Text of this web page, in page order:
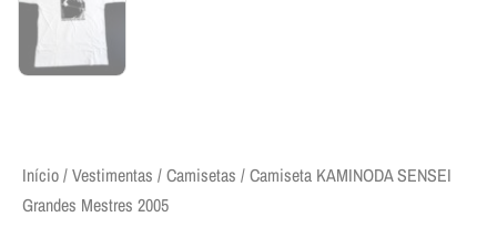
Início/Vestimentas /Camisetas / Camiseta KAMINODA SENSEI
Grandes Mestres 2005